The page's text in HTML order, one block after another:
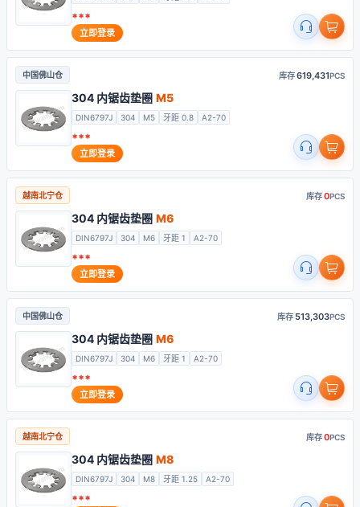
***
立即登录
中国佛山仓 库存619,431PCS
304 内锯齿垫圈 M5
DIN6797J 304 M5 牙距 0.8 A2-70
***
立即登录
越南北宁仓 库存0PCS
304 内锯齿垫圈 M6
DIN6797J 304 M6 牙距 1 A2-70
***
立即登录
中国佛山仓 库存 513,303PCS
304 内锯齿垫圈 M6
DIN6797J 304 M6 牙距 1 A2-70
***
立即登录
越南北宁仓 库存0PCS
304 内锯齿垫圈 M8
DIN6797J 304 M8 牙距 1.25 A2-70
***